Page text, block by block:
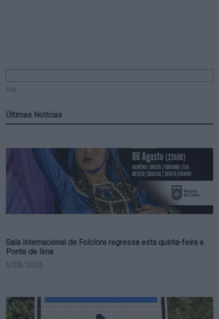
PUB
Últimas Notícias
Gala Internacional de Folclore regressa esta quinta-feira a
Ponte de lima
6/08/2026